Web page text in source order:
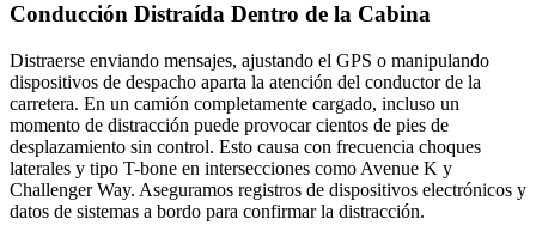
Conducción Distraída Dentro de la Cabina
Distraerse enviando mensajes, ajustando el GPS o manipulando
dispositivos de despacho aparta la atención del conductor de la
carretera. En un camión completamente cargado, incluso un
momento de distracción puede provocar cientos de pies de
desplazamiento sin control. Esto causa con frecuencia choques
laterales y tipo T-bone en intersecciones como Avenue K y
Challenger Way. Aseguramos registros de dispositivos electrónicos y
datos de sistemas a bordo para confirmar la distracción.